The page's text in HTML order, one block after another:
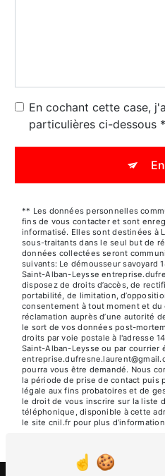
En cochant cette case,
particulières ci-dessous
** Les données personnelles
fins de vous contacter et sont
informatisé. Elles sont destinées à
sous-traitants dans le seul but de
données collectées seront
suivants: Le démousseur savoyard
Saint-Alban-Leysse
disposez de droits d’accès, de
portabilité, de limitation,
consentement à tout moment et du
réclamation auprès d’une autorité
le sort de vos données post-
droits par voie postale à l'adresse
Saint-Alban-Leysse ou par courrier
pourra vous être demandé. Nous
la période de prise de contact puis
légale aux fins probatoires et de
le droit de vous inscrire sur la liste
téléphonique, disponible à cette
le site cnil.fr pour plus